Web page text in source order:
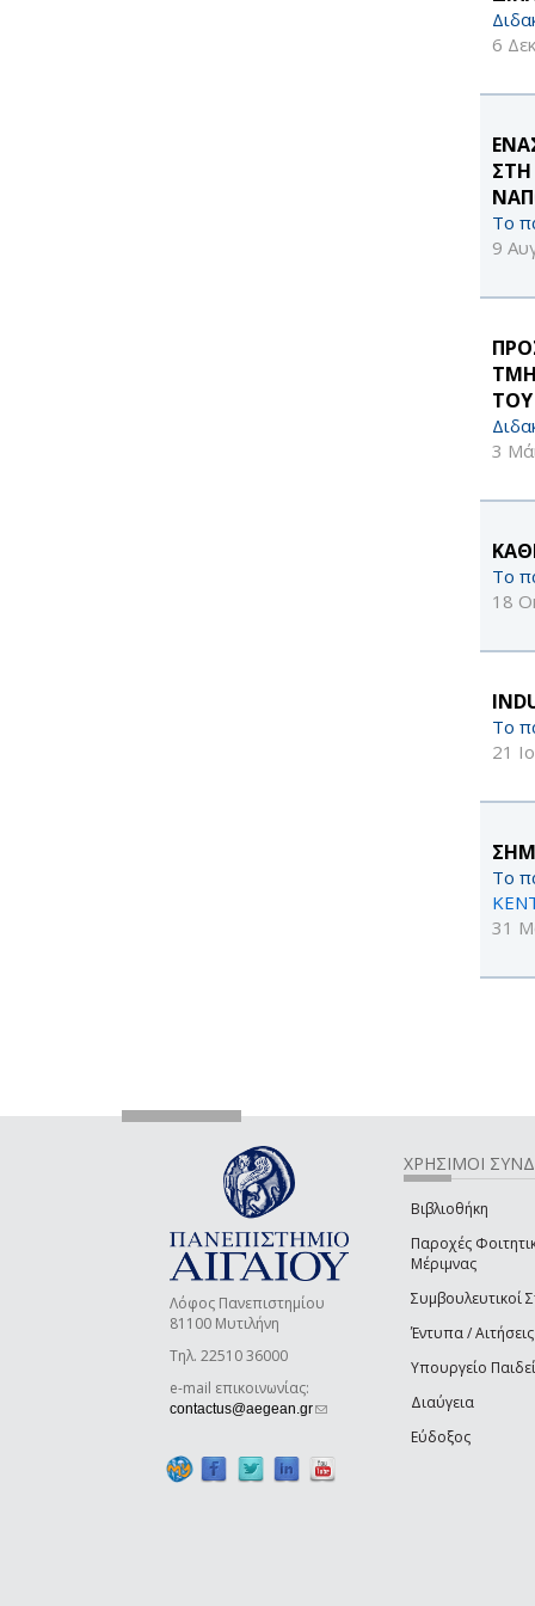
6
ΣΤΗ
Το
9
ΤΟΥ
3
Το
18
Το
21
Το
31
Λόφος Πανεπιστημίου
81100 Μυτιλήνη
Τηλ. 22510 36000
e-mail επικοινωνίας:
contactus@aegean.gr(link sends e-mail)
ΧΡΗΣΙΜΟΙ
Βιβλιοθήκη
Παροχές
Μέριμνας
Συμβουλευτικοί
Έντυπα / Αιτήσεις
Υπουργείο
Διαύγεια
Εύδοξος